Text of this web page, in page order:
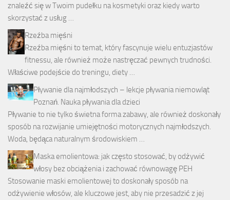
znaleźć się w Twoim pudełku na kosmetyki oraz kiedy warto
skorzystać z usług …
Rzeźba mięśni
Rzeźba mięśni to temat, który fascynuje wielu entuzjastów
fitnessu, ale również może nastręczać pewnych trudności.
Właściwe podejście do treningu, diety …
Pływanie dla najmłodszych – lekcje pływania niemowląt
Poznań. Nauka pływania dla dzieci
Pływanie to nie tylko świetna forma zabawy, ale również doskonały
sposób na rozwijanie umiejętności motorycznych najmłodszych.
Woda, będąca naturalnym środowiskiem …
Maska emolientowa: jak często stosować, by odżywić
włosy bez obciążenia i zachować równowagę PEH
Stosowanie maski emolientowej to doskonały sposób na
odżywienie włosów, ale kluczowe jest, aby nie przesadzić z jej